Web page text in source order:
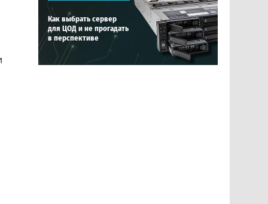
Как выбрать сервер
для ЦОД и не прогадать
в перспективе